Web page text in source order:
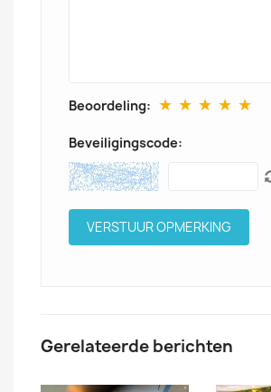
Beoordeling: ★ ★ ★ ★ ★
Beveiligingscode:
Gerelateerde berichten